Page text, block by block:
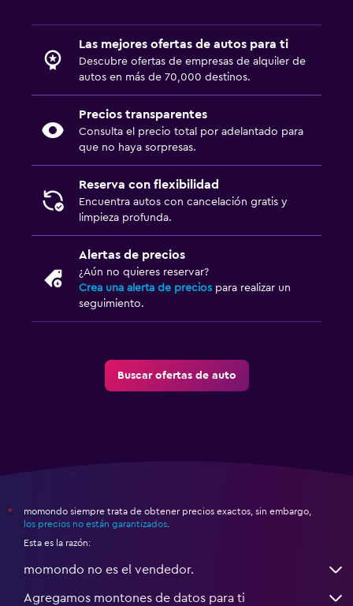
Las mejores ofertas de autos para ti
Descubre ofertas de empresas de alquiler de
autos en más de 70,000 destinos.
Precios transparentes
Consulta el precio total por adelantado para
que no haya sorpresas.
Reserva con flexibilidad
Encuentra autos con cancelación gratis y
limpieza profunda.
Alertas de precios
¿Aún no quieres reservar?
Crea una alerta de precios para realizar un
seguimiento.
Buscar ofertas de auto
*
momondo siempre trata de obtener precios exactos, sin embargo,
los precios no están garantizados.
Esta es la razón:
momondo no es el vendedor.
Agregamos montones de datos para ti